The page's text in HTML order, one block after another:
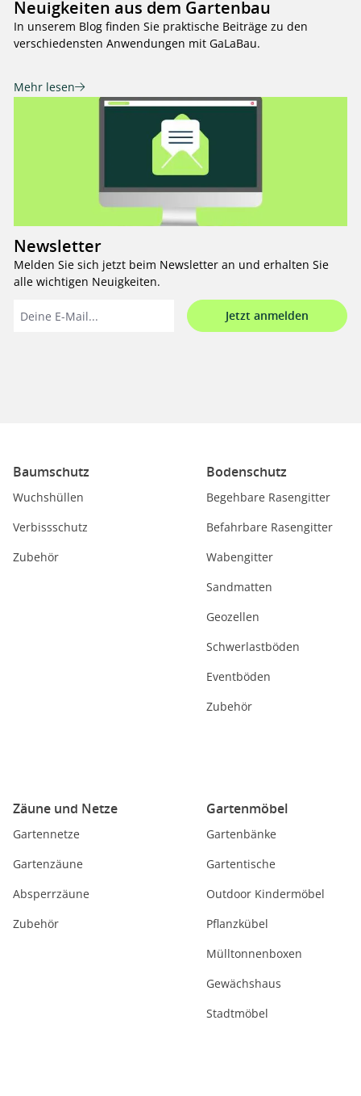
Neuigkeiten aus dem Gartenbau
In unserem Blog finden Sie praktische Beiträge zu den
verschiedensten Anwendungen mit GaLaBau.
Mehr lesen
Newsletter
Melden Sie sich jetzt beim Newsletter an und erhalten Sie
alle wichtigen Neuigkeiten.
Jetzt anmelden
Baumschutz
Wuchshüllen
Verbissschutz
Zubehör
Bodenschutz
Begehbare Rasengitter
Befahrbare Rasengitter
Wabengitter
Sandmatten
Geozellen
Schwerlastböden
Eventböden
Zubehör
Zäune und Netze
Gartennetze
Gartenzäune
Absperrzäune
Zubehör
Gartenmöbel
Gartenbänke
Gartentische
Outdoor Kindermöbel
Pflanzkübel
Mülltonnenboxen
Gewächshaus
Stadtmöbel